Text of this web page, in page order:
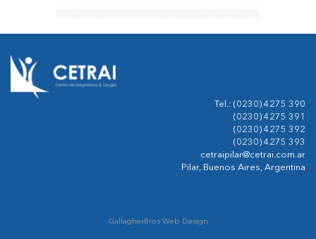
Tel.: (0230) 4275 390
(0230) 4275 391
(0230) 4275 392
(0230) 4275 393
cetraipilar@cetrai.com.ar
Pilar, Buenos Aires, Argentina
GallagherBros Web Design